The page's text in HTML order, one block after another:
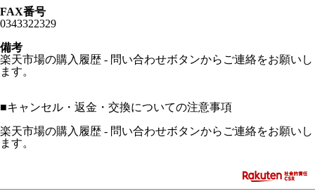
FAX番号
0343322329
備考
楽天市場の購入履歴 - 問い合わせボタンからご連絡をお願いし
ます。
■キャンセル・返金・交換についての注意事項
楽天市場の購入履歴 - 問い合わせボタンからご連絡をお願いし
ます。